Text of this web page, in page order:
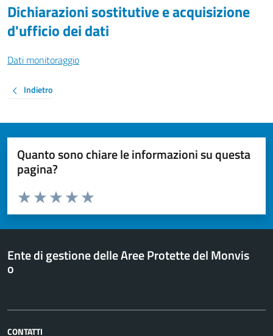
Dichiarazioni sostitutive e acquisizione
d'ufficio dei dati
Dati monitoraggio
Indietro
Quanto sono chiare le informazioni su questa
pagina?
Valuta da 1 a 5 stelle la pagina
Valuta 5 stelle su 5
Valuta 4 stelle su 5
Valuta 3 stelle su 5
Valuta 2 stelle su 5
Valuta 1 stelle su 5
Ente di gestione delle Aree Protette del Monvis
o
CONTATTI